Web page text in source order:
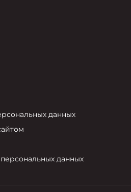
данных
данных